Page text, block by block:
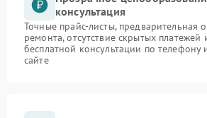
консультация
Точные прайс-листы, предварительная
ремонта, отсутствие скрытых платежей
бесплатной консультации по телефону
сайте